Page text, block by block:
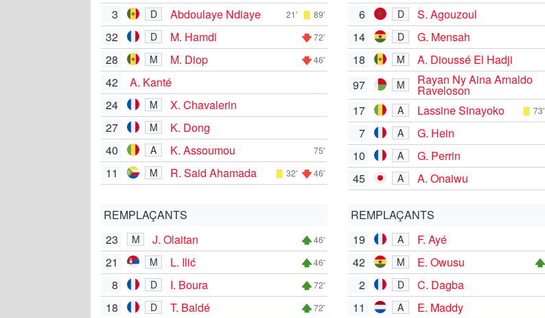
3
D Abdoulaye Ndiaye 21' 89'
32 D M. Hamdi 72'
28 M M. Diop 46'
42
A. Kanté
24
M
X. Chavalerin
27
M
K. Dong
40
A K. Assoumou 75'
11 M R. Said Ahamada 32' 46'
REMPLAÇANTS
23
M J. Olaitan 46'
21 M L. Ilić 46'
8 D I. Boura 72'
18 D T. Baldé 72'
6
D
S. Agouzoul
14
D G. Mensah
18 M
A. Dioussé El Hadji
97
M Rayan Ny Aina Arnaldo
Raveloson
17
A Lassine Sinayoko 73'
7 A G. Hein
10 A
G. Perrin
45
A A. Onaiwu
REMPLAÇANTS
19
A F. Ayé
42 M E. Owusu
2 D C. Dagba
11 A E. Maddy